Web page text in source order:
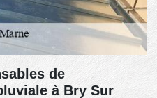
de
à Bry Sur